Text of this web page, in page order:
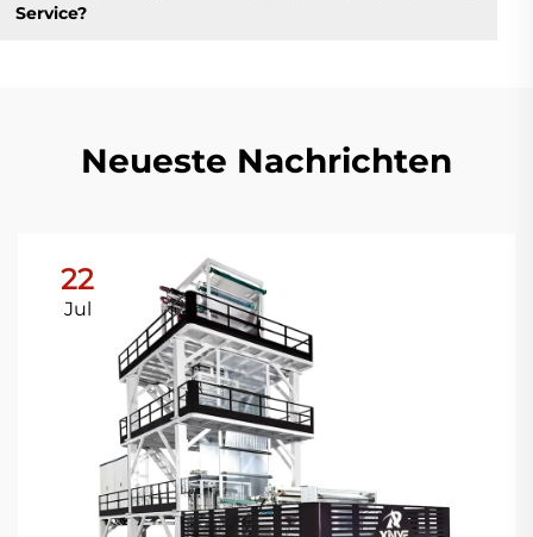
Service?
Neueste Nachrichten
22
Jul